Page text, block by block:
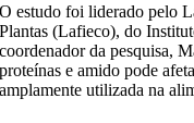
O estudo foi liderado pelo
Plantas (Lafieco), do
coordenador da pesquisa,
proteínas e amido pode
amplamente utilizada na